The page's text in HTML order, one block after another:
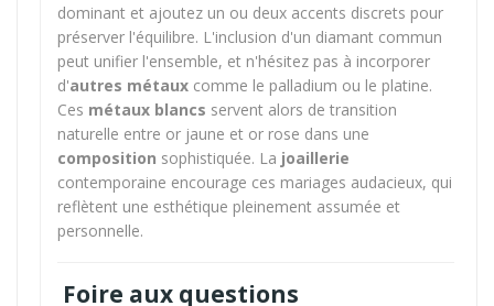
dominant et ajoutez un ou deux accents discrets pour
préserver l'équilibre. L'inclusion d'un diamant commun
peut unifier l'ensemble, et n'hésitez pas à incorporer
d'autres métaux comme le palladium ou le platine.
Ces métaux blancs servent alors de transition
naturelle entre or jaune et or rose dans une
composition sophistiquée. La joaillerie
contemporaine encourage ces mariages audacieux, qui
reflètent une esthétique pleinement assumée et
personnelle.
Foire aux questions